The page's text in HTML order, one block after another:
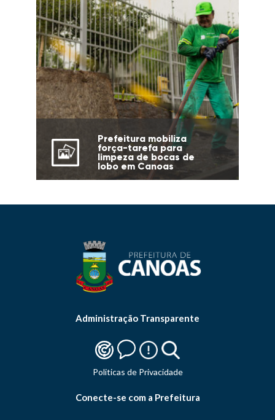
Prefeitura mobiliza
força-tarefa para
limpeza de bocas de
lobo em Canoas
Administração Transparente
Politicas de Privacidade
Conecte-se com a Prefeitura